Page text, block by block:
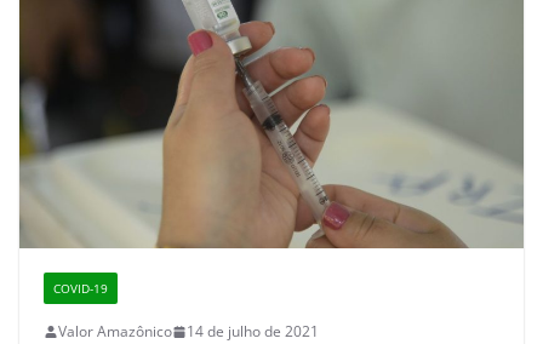
COVID-19
Valor Amazônico
14 de julho de 2021